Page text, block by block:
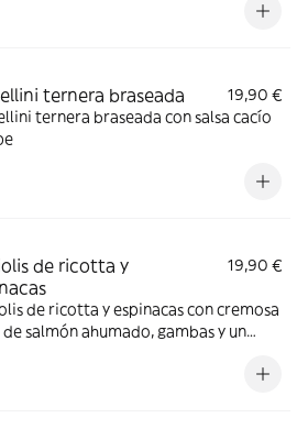
ternera braseada
19,90 €
ternera braseada con salsa cacío
de ricotta y
19,90 €
de ricotta y espinacas con cremosa
de salmón ahumado, gambas y un